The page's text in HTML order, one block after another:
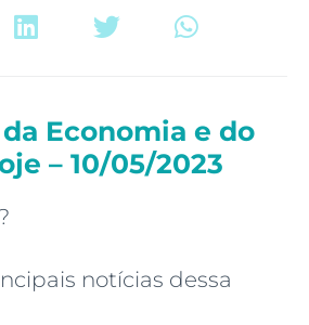
Economia e do
– 10/05/2023
notícias dessa